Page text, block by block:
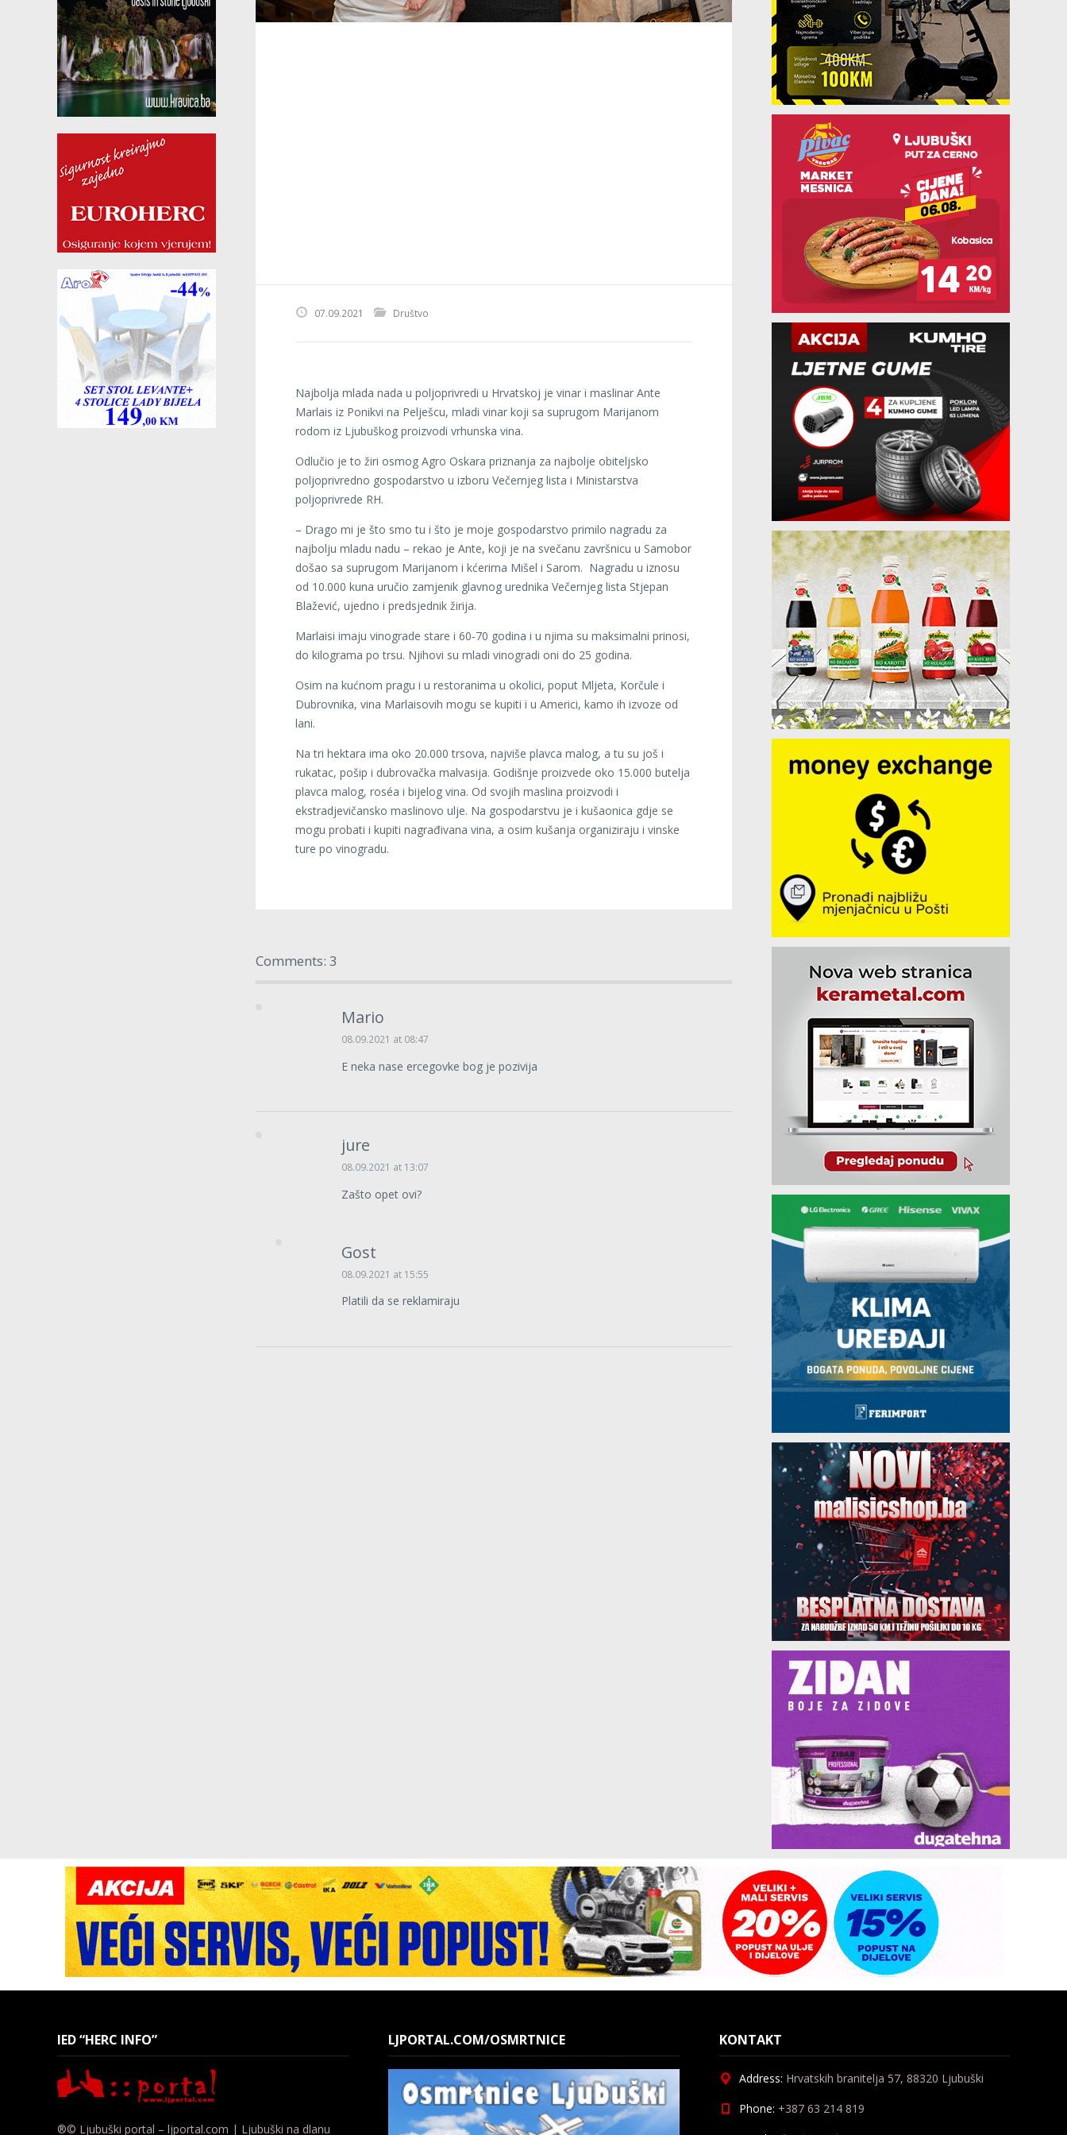
07.09.2021 Društvo
Najbolja mlada nada u poljoprivredi u Hrvatskoj je vinar i maslinar Ante
Marlais iz Ponikvi na Pelješcu, mladi vinar koji sa suprugom Marijanom
rodom iz Ljubuškog proizvodi vrhunska vina.
Odlučio je to žiri osmog Agro Oskara priznanja za najbolje obiteljsko
poljoprivredno gospodarstvo u izboru Večernjeg lista i Ministarstva
poljoprivrede RH.
– Drago mi je što smo tu i što je moje gospodarstvo primilo nagradu za
najbolju mladu nadu – rekao je Ante, koji je na svečanu završnicu u Samobor
došao sa suprugom Marijanom i kćerima Mišel i Sarom. Nagradu u iznosu
od 10.000 kuna uručio zamjenik glavnog urednika Večernjeg lista Stjepan
Blažević, ujedno i predsjednik žirija.
Marlaisi imaju vinograde stare i 60-70 godina i u njima su maksimalni prinosi,
do kilograma po trsu. Njihovi su mladi vinogradi oni do 25 godina.
Osim na kućnom pragu i u restoranima u okolici, poput Mljeta, Korčule i
Dubrovnika, vina Marlaisovih mogu se kupiti i u Americi, kamo ih izvoze od
lani.
Na tri hektara ima oko 20.000 trsova, najviše plavca malog, a tu su još i
rukatac, pošip i dubrovačka malvasija. Godišnje proizvede oko 15.000 butelja
plavca malog, roséa i bijelog vina. Od svojih maslina proizvodi i
ekstradjevičansko maslinovo ulje. Na gospodarstvu je i kušaonica gdje se
mogu probati i kupiti nagrađivana vina, a osim kušanja organiziraju i vinske
ture po vinogradu.
Comments: 3
Mario
08.09.2021 at 08:47
E neka nase ercegovke bog je pozivija
jure
08.09.2021 at 13:07
Zašto opet ovi?
Gost
08.09.2021 at 15:55
Platili da se reklamiraju
IED “HERC INFO”
®© Ljubuški portal – ljportal.com | Ljubuški na dlanu
LJPORTAL.COM/OSMRTNICE KONTAKT
Address: Hrvatskih branitelja 57, 88320 Ljubuški
Phone: +387 63 214 819